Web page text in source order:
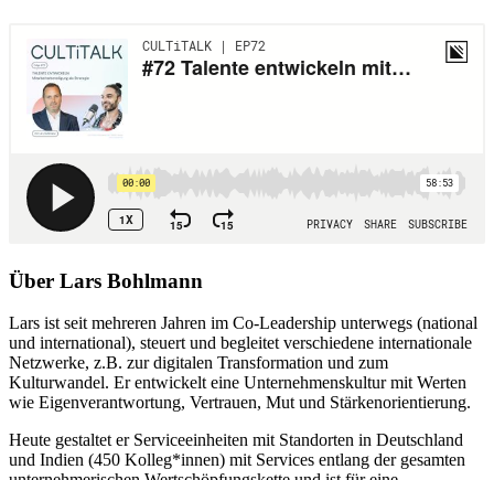
Über Lars Bohlmann
Lars ist seit mehreren Jahren im Co-Leadership unterwegs (national
und international), steuert und begleitet verschiedene internationale
Netzwerke, z.B. zur digitalen Transformation und zum
Kulturwandel. Er entwickelt eine Unternehmenskultur mit Werten
wie Eigenverantwortung, Vertrauen, Mut und Stärkenorientierung.
Heute gestaltet er Serviceeinheiten mit Standorten in Deutschland
und Indien (450 Kolleg*innen) mit Services entlang der gesamten